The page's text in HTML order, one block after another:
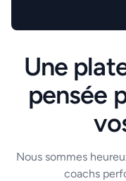
Une
pensée
Nous sommes
coachs